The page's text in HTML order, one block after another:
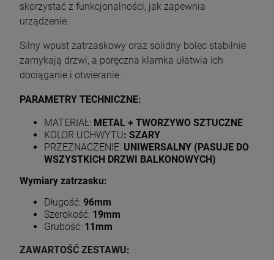
skorzystać z funkcjonalności, jak zapewnia
urządzenie.
Silny wpust zatrzaskowy oraz solidny bolec stabilnie
zamykają drzwi, a poręczna klamka ułatwia ich
dociąganie i otwieranie.
PARAMETRY TECHNICZNE:
MATERIAŁ: METAL + TWORZYWO SZTUCZNE
KOLOR UCHWYTU: SZARY
PRZEZNACZENIE: UNIWERSALNY (PASUJE DO
WSZYSTKICH DRZWI BALKONOWYCH)
Wymiary zatrzasku:
Długość: 96mm
Szerokość: 19mm
Grubość: 11mm
ZAWARTOŚĆ ZESTAWU: